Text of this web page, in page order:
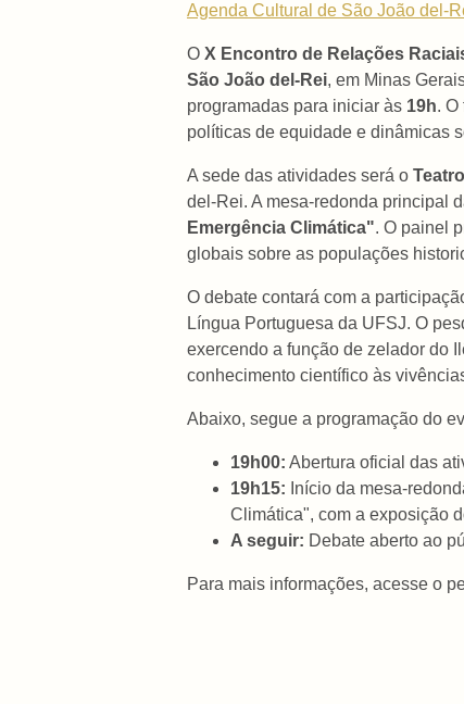
Agenda Cultural de São João del-
O X Encontro de Relações
São João del-Rei, em Minas
programadas para iniciar às 19h.
políticas de equidade e dinâmicas
A sede das atividades será o
del-Rei. A mesa-redonda principal
Emergência Climática". O painel
globais sobre as populações
O debate contará com a
Língua Portuguesa da UFSJ. O
exercendo a função de zelador do
conhecimento científico às
Abaixo, segue a programação do
19h00: Abertura oficial das
19h15: Início da mesa-
Climática", com a exposição
A seguir: Debate aberto ao
Para mais informações, acesse o